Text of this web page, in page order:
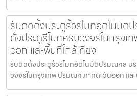
รับติดตั้งประตูรั้วรีโมทอัตโนมั
ตั้งประตูรีโมทครบวงจรในกรุง
ออก และพื้นที่ใกล้เคียง
รับติดตั้งประตูรั้วรีโมทอัตโนมัติปริมณฑล บ
วงจรในกรุงเทพ ปริมณฑ ภาคตะวันออก แล